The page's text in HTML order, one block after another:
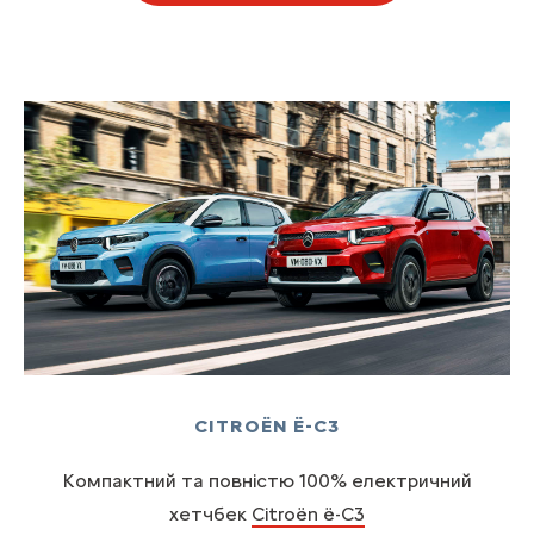
CITROËN Ë-C3
Компактний та повністю 100% електричний
хетчбек Citroën ë-C3